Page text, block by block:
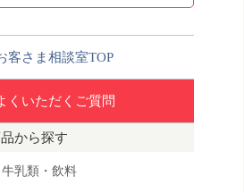
客さま相談室TOP
くいただくご質問
から探す
牛乳類・飲料